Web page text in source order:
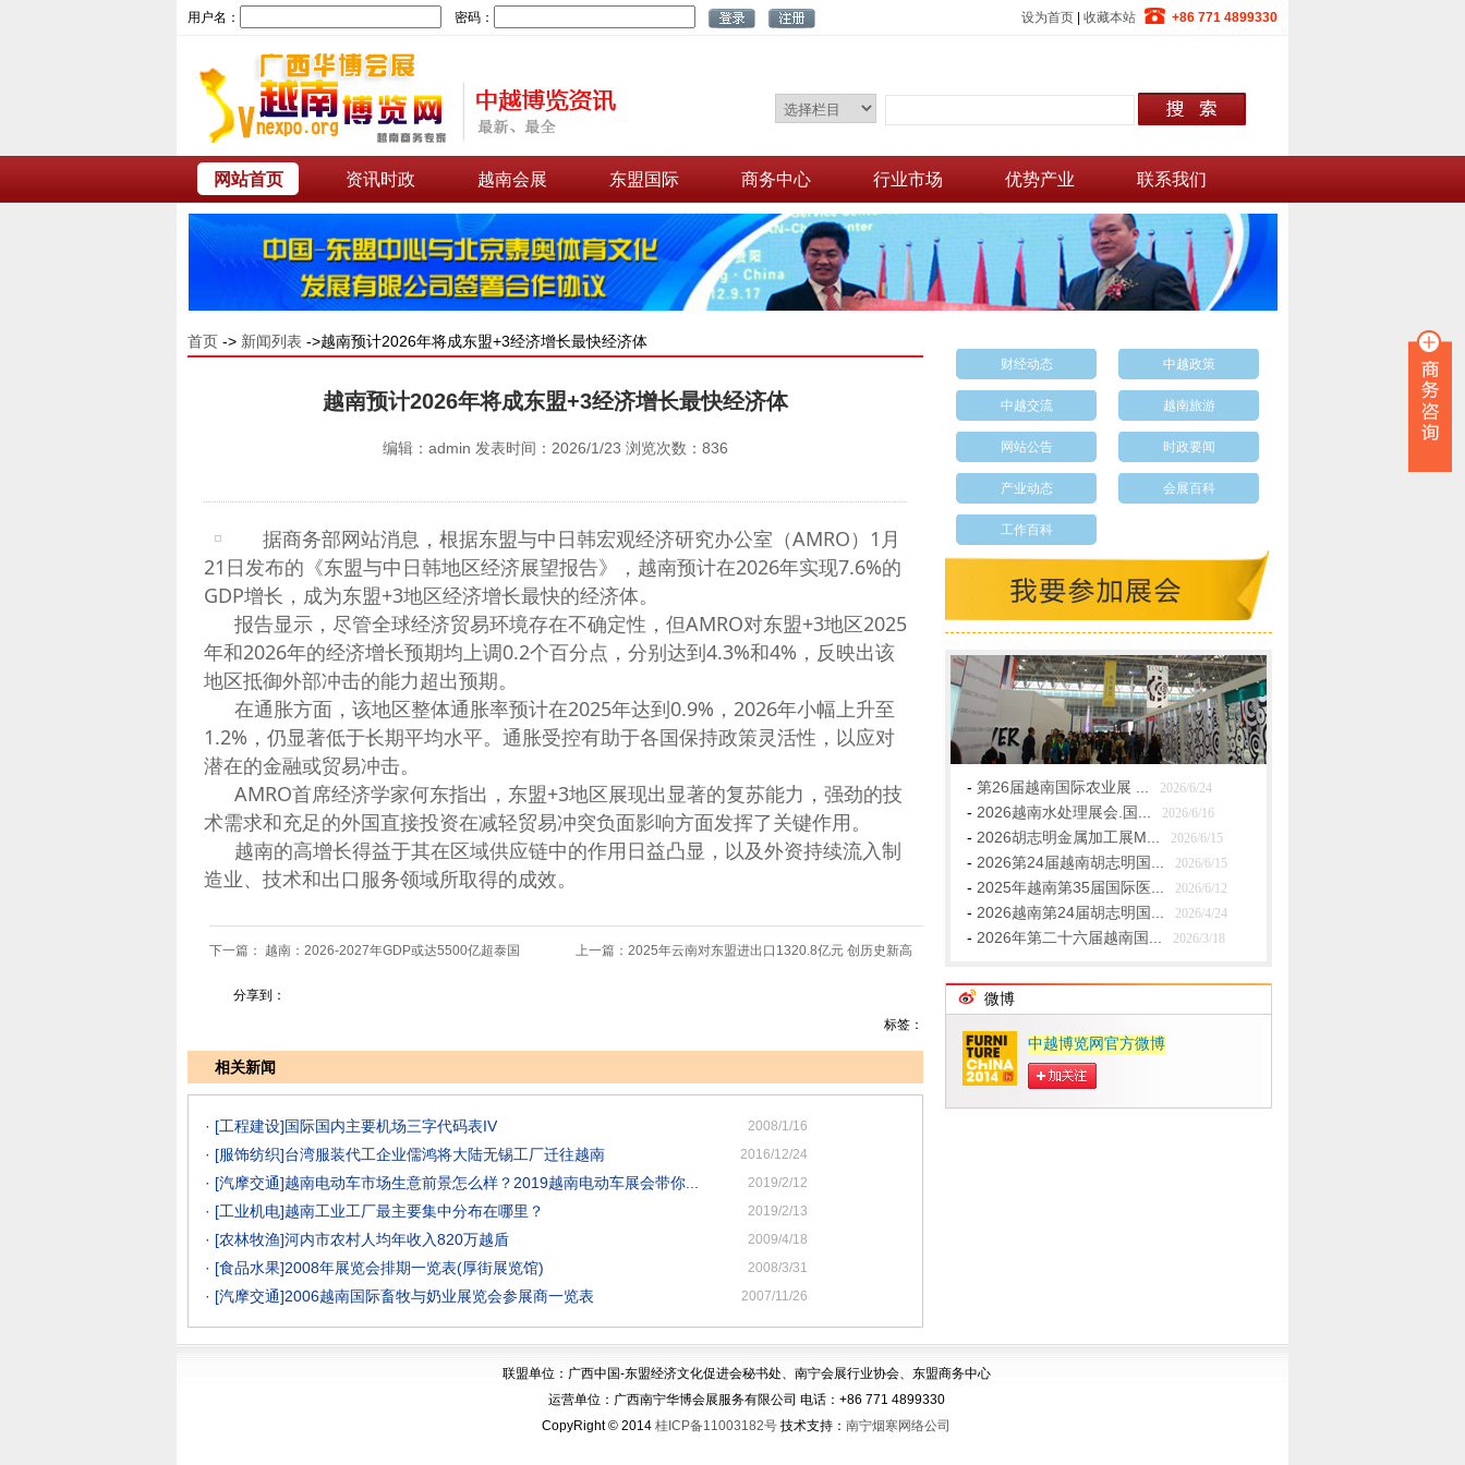
用户名： 密码： 设为首页 收藏本站 +86 771 4899330
网站首页 资讯时政 越南会展 东盟国际 商务中心 行业市场 优势产业 联系我们
首页 -> 新闻列表 ->越南预计2026年将成东盟+3经济增长最快经济体
越南预计2026年将成东盟+3经济增长最快经济体
编辑：admin 发表时间：2026/1/23 浏览次数：836
据商务部网站消息，根据东盟与中日韩宏观经济研究办公室（AMRO）1月
21日发布的《东盟与中日韩地区经济展望报告》，越南预计在2026年实现7.6%的
GDP增长，成为东盟+3地区经济增长最快的经济体。
报告显示，尽管全球经济贸易环境存在不确定性，但AMRO对东盟+3地区2025
年和2026年的经济增长预期均上调0.2个百分点，分别达到4.3%和4%，反映出该
地区抵御外部冲击的能力超出预期。
在通胀方面，该地区整体通胀率预计在2025年达到0.9%，2026年小幅上升至
1.2%，仍显著低于长期平均水平。通胀受控有助于各国保持政策灵活性，以应对
潜在的金融或贸易冲击。
AMRO首席经济学家何东指出，东盟+3地区展现出显著的复苏能力，强劲的技
术需求和充足的外国直接投资在减轻贸易冲突负面影响方面发挥了关键作用。
越南的高增长得益于其在区域供应链中的作用日益凸显，以及外资持续流入制
造业、技术和出口服务领域所取得的成效。
下一篇： 越南：2026-2027年GDP或达5500亿超泰国 上一篇： 2025年云南对东盟进出口1320.8亿元 创历史新高
分享到：
标签：
相关新闻
· [工程建设]国际国内主要机场三字代码表IV 2008/1/16
· [服饰纺织]台湾服装代工企业儒鸿将大陆无锡工厂迁往越南 2016/12/24
· [汽摩交通]越南电动车市场生意前景怎么样？2019越南电动车展会带你... 2019/2/12
· [工业机电]越南工业工厂最主要集中分布在哪里？ 2019/2/13
· [农林牧渔]河内市农村人均年收入820万越盾 2009/4/18
· [食品水果]2008年展览会排期一览表(厚街展览馆) 2008/3/31
· [汽摩交通]2006越南国际畜牧与奶业展览会参展商一览表 2007/11/26
财经动态 中越政策
中越交流 越南旅游
网站公告 时政要闻
产业动态 会展百科
工作百科
- 第26届越南国际农业展 ... 2026/6/24
- 2026越南水处理展会.国... 2026/6/16
- 2026胡志明金属加工展M... 2026/6/15
- 2026第24届越南胡志明国... 2026/6/15
- 2025年越南第35届国际医... 2026/6/12
- 2026越南第24届胡志明国... 2026/4/24
- 2026年第二十六届越南国... 2026/3/18
微博
中越博览网官方微博
联盟单位：广西中国-东盟经济文化促进会秘书处、南宁会展行业协会、东盟商务中心
运营单位：广西南宁华博会展服务有限公司 电话：+86 771 4899330
CopyRight © 2014 桂ICP备11003182号 技术支持： 南宁烟寒网络公司